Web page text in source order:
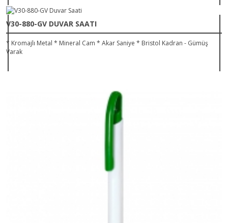
V30-880-GV DUVAR SAATI
* Kromajlı Metal * Mineral Cam * Akar Saniye * Bristol Kadran - Gümüş
Varak